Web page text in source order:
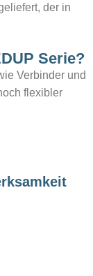
der in
Serie?
Verbinder und
flexibler